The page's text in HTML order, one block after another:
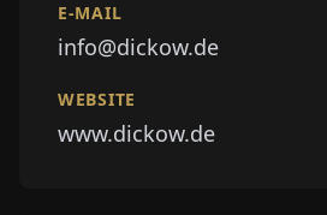
E-MAIL
info@dickow.de
WEBSITE
www.dickow.de